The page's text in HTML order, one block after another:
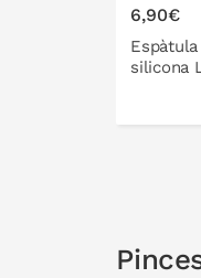
6,90€
silicona